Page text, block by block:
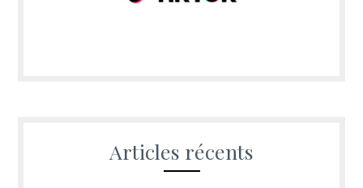
Articles récents